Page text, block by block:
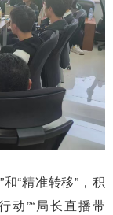
“精准转移”，积
动”“局长直播带